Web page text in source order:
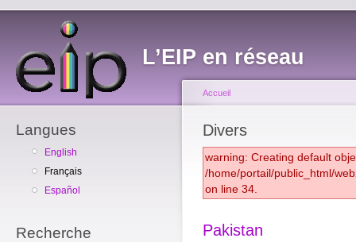
L’EIP en réseau
Langues
English
Français
Español
Recherche
Accueil
Divers
warning: Creating default
/home/portail/public_html/
on line 34.
Pakistan